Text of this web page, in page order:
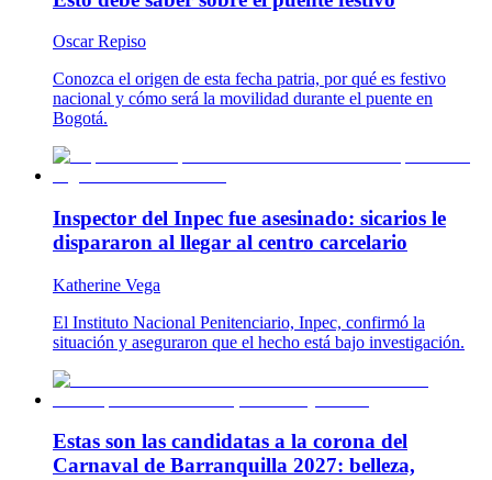
Oscar Repiso
Conozca el origen de esta fecha patria, por qué es festivo
nacional y cómo será la movilidad durante el puente en
Bogotá.
Inspector del Inpec fue asesinado: sicarios le
dispararon al llegar al centro carcelario
Katherine Vega
El Instituto Nacional Penitenciario, Inpec, confirmó la
situación y aseguraron que el hecho está bajo investigación.
Estas son las candidatas a la corona del
Carnaval de Barranquilla 2027: belleza,